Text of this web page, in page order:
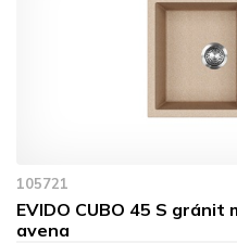
105721
EVIDO CUBO 45 S
avena